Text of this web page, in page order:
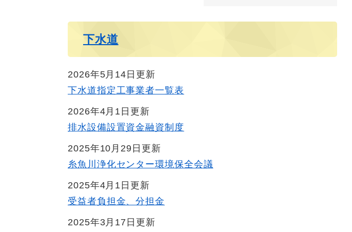
下水道
2026年5月14日更新
下水道指定工事業者一覧表
2026年4月1日更新
排水設備設置資金融資制度
2025年10月29日更新
糸魚川浄化センター環境保全会議
2025年4月1日更新
受益者負担金、分担金
2025年3月17日更新